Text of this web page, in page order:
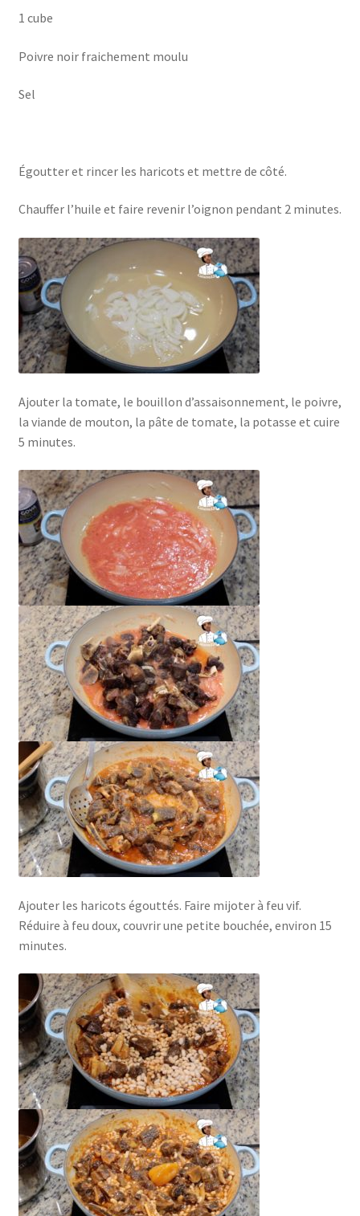
1 cube
Poivre noir fraichement moulu
Sel
Égoutter et rincer les haricots et mettre de côté.
Chauffer l’huile et faire revenir l’oignon pendant 2 minutes.
Ajouter la tomate, le bouillon d’assaisonnement, le poivre,
la viande de mouton, la pâte de tomate, la potasse et cuire
5 minutes.
Ajouter les haricots égouttés. Faire mijoter à feu vif.
Réduire à feu doux, couvrir une petite bouchée, environ 15
minutes.